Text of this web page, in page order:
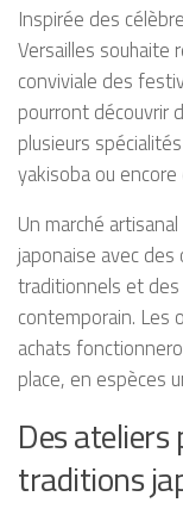
Inspirée des
Versailles souhaite
conviviale des
pourront découvrir
plusieurs
yakisoba ou
Un marché
japonaise avec
traditionnels et des
contemporain. Les
achats
place, en espèces
Des
traditions